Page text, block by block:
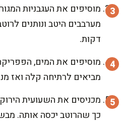
מוסיפים את העגבניות
דקות.
מוסיפים את המים,
מביאים לרתיחה קלה ואז
מכניסים את השעועית
כך שהרוטב יכסה אותה.